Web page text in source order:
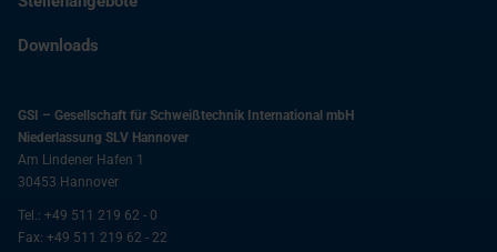
Downloads
GSI – Gesellschaft für Schweißtechnik International mbH
Niederlassung SLV Hannover
Am Lindener Hafen 1
30453 Hannover
Tel.: +49 511 219 62 - 0
Fax: +49 511 219 62 - 22